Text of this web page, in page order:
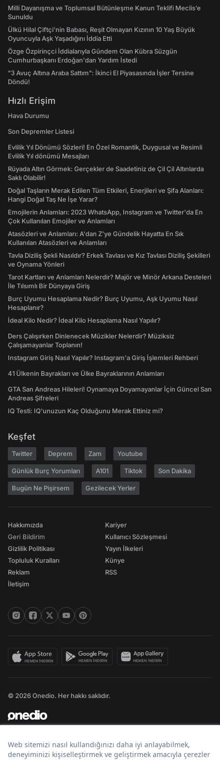
Milli Dayanışma ve Toplumsal Bütünleşme Kanun Teklifi Meclis’e
Sunuldu
Ülkü Hilal Çiftçi'nin Babası, Reşit Olmayan Kızının 10 Yaş Büyük
Oyuncuyla Aşk Yaşadığını İddia Etti
Özge Özpirinçci İddialarıyla Gündem Olan Kübra Süzgün
Cumhurbaşkanı Erdoğan'dan Yardım İstedi
"3 Avuç Altına Araba Sattım": İkinci El Piyasasında İşler Tersine
Döndü!
Hızlı Erişim
Hava Durumu
Son Depremler Listesi
Evlilik Yıl Dönümü Sözleri! En Özel Romantik, Duygusal ve Resimli
Evlilik Yıl dönümü Mesajları
Rüyada Altın Görmek: Gerçekler de Saadetiniz de Çil Çil Altınlarda
Saklı Olabilir!
Doğal Taşların Merak Edilen Tüm Etkileri, Enerjileri ve Şifa Alanları:
Hangi Doğal Taş Ne İşe Yarar?
Emojilerin Anlamları: 2023 WhatsApp, Instagram ve Twitter'da En
Çok Kullanılan Emojiler ve Anlamları
Atasözleri ve Anlamları: A'dan Z'ye Gündelik Hayatta En Sık
Kullanılan Atasözleri ve Anlamları
Tavla Diziliş Şekli Nasıldır? Erkek Tavlası ve Kız Tavlası Diziliş Şekilleri
ve Oynama Yönleri
Tarot Kartları ve Anlamları Nelerdir? Majör ve Minör Arkana Desteleri
İle Tılsımlı Bir Dünyaya Giriş
Burç Uyumu Hesaplama Nedir? Burç Uyumu, Aşk Uyumu Nasıl
Hesaplanır?
İdeal Kilo Nedir? İdeal Kilo Hesaplama Nasıl Yapılır?
Ders Çalışırken Dinlenecek Müzikler Nelerdir? Müziksiz
Çalışamayanlar Toplanın!
Instagram Giriş Nasıl Yapılır? Instagram'a Giriş İşlemleri Rehberi
41 Ülkenin Bayrakları ve Ülke Bayraklarının Anlamları
GTA San Andreas Hileleri! Oynamaya Doyamayanlar İçin Güncel San
Andreas Şifreleri
IQ Testi: IQ'unuzun Kaç Olduğunu Merak Ettiniz mi?
Keşfet
Twitter Deprem Zam Youtube
Günlük Burç Yorumları A101 Tiktok Son Dakika
Bugün Ne Pişirsem Gezilecek Yerler
Hakkımızda
Geri Bildirim
Gizlilik Politikası
Topluluk Kuralları
Reklam
İletişim
Kariyer
Kullanıcı Sözleşmesi
Yayın İlkeleri
Künye
RSS
© 2026 Onedio. Her hakkı saklıdır.
Bir markasıdır.